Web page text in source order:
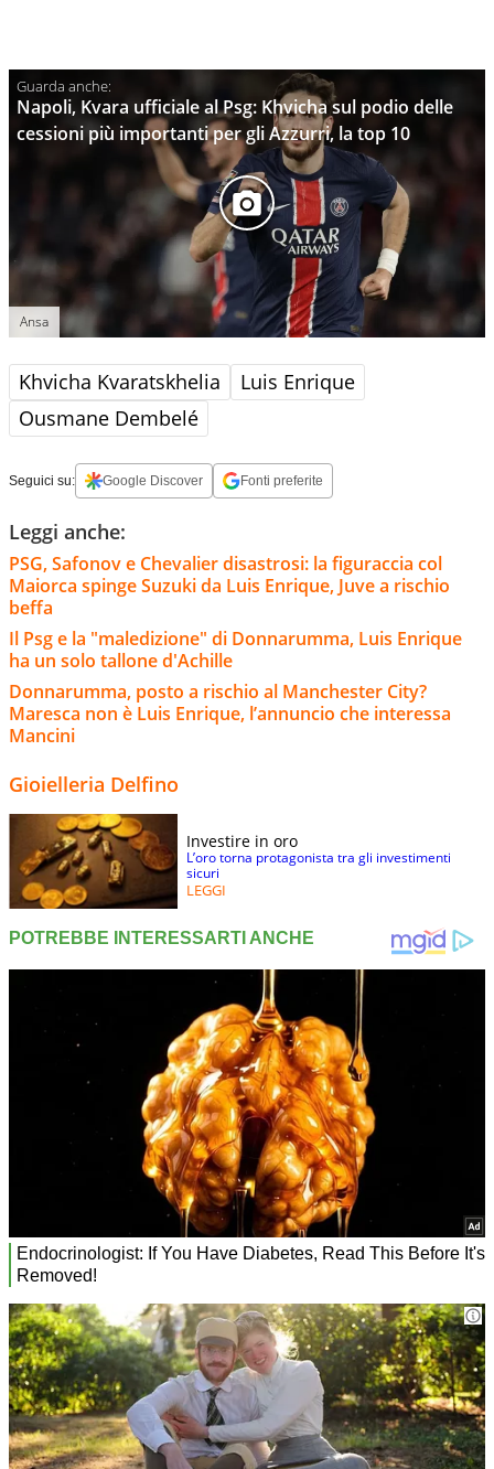
Napoli, Kvara ufficiale al Psg: Khvicha sul podio delle
cessioni più importanti per gli Azzurri, la top 10
Ansa
Khvicha Kvaratskhelia
Luis Enrique
Ousmane Dembelé
Seguici su: Google Discover Fonti preferite
Leggi anche:
PSG, Safonov e Chevalier disastrosi: la figuraccia col
Maiorca spinge Suzuki da Luis Enrique, Juve a rischio
beffa
Il Psg e la "maledizione" di Donnarumma, Luis Enrique
ha un solo tallone d'Achille
Donnarumma, posto a rischio al Manchester City?
Maresca non è Luis Enrique, l’annuncio che interessa
Mancini
Gioielleria Delfino
Investire in oro
L’oro torna protagonista tra gli investimenti
sicuri
LEGGI